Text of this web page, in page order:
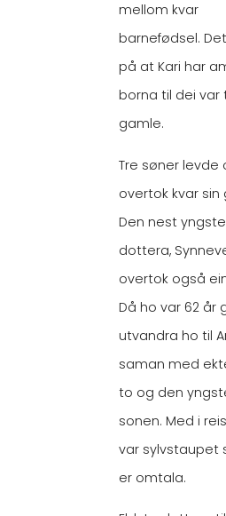
mellom kvar
barnefødsel.
på at Kari har
borna til dei var
gamle.
Tre søner levde
overtok kvar sin
Den nest yngste
dottera,
overtok også
Då ho var 62 år
utvandra ho til
saman med
to og den
sonen. Med i
var sylvstaupet
er omtala.